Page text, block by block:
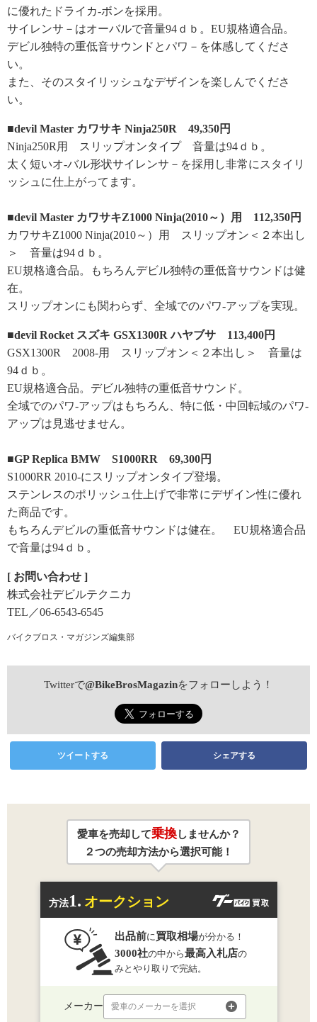
に優れたドライカ-ボンを採用。
サイレンサ－はオーバルで音量94ｄｂ。EU規格適合品。
デビル独特の重低音サウンドとパワ－を体感してくださ
い。
また、そのスタイリッシュなデザインを楽しんでくださ
い。
■devil Master カワサキ Ninja250R 49,350円
Ninja250R用 スリップオンタイプ 音量は94ｄｂ。
太く短いオ-バル形状サイレンサ－を採用し非常にスタイリ
ッシュに仕上がってます。
■devil Master カワサキZ1000 Ninja(2010～）用 112,350円
カワサキZ1000 Ninja(2010～）用 スリップオン＜２本出し
＞ 音量は94ｄｂ。
EU規格適合品。もちろんデビル独特の重低音サウンドは健
在。
スリップオンにも関わらず、全域でのパワ-アップを実現。
■devil Rocket スズキ GSX1300R ハヤブサ 113,400円
GSX1300R 2008-用 スリップオン＜２本出し＞ 音量は
94ｄｂ。
EU規格適合品。デビル独特の重低音サウンド。
全域でのパワ-アップはもちろん、特に低・中回転域のパワ-
アップは見逃せません。
■GP Replica BMW S1000RR 69,300円
S1000RR 2010-にスリップオンタイプ登場。
ステンレスのポリッシュ仕上げで非常にデザイン性に優れ
た商品です。
もちろんデビルの重低音サウンドは健在。 EU規格適合品
で音量は94ｄｂ。
[ お問い合わせ ]
株式会社デビルテクニカ
TEL／06-6543-6545
バイクブロス・マガジンズ編集部
Twitterで@BikeBrosMagazinをフォローしよう！
ツイートする シェアする
愛車を売却して乗換しませんか？
２つの売却方法から選択可能！
方法1. オークション
出品前に 買取相場が分かる！
3000社の中から最高入札店の
みとやり取りで完結。
メーカー 愛車のメーカーを選択